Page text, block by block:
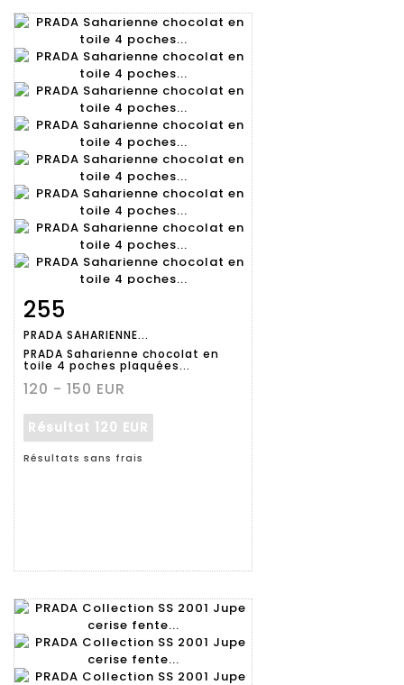
Fiche
détaillée
255
PRADA SAHARIENNE...
PRADA Saharienne chocolat en
toile 4 poches plaquées...
120 - 150 EUR
Résultat 120 EUR
Résultats sans frais